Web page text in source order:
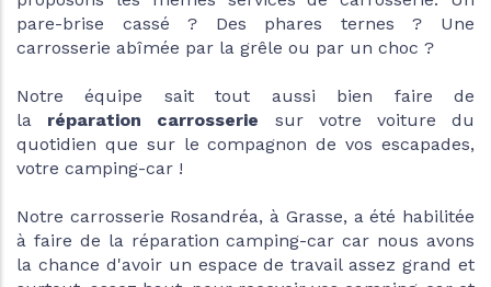
pare-brise cassé ? Des phares ternes ? Une
carrosserie abîmée par la grêle ou par un choc ?
Notre équipe sait tout aussi bien faire de
la réparation carrosserie sur votre voiture du
quotidien que sur le compagnon de vos escapades,
votre camping-car !
Notre carrosserie Rosandréa, à Grasse, a été habilitée
à faire de la réparation camping-car car nous avons
la chance d'avoir un espace de travail assez grand et